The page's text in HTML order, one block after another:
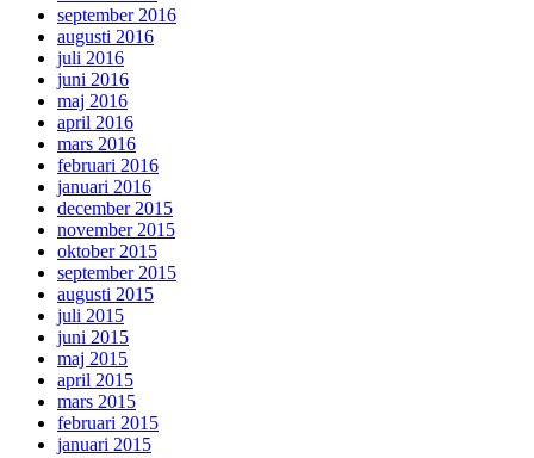
september 2016
augusti 2016
juli 2016
juni 2016
maj 2016
april 2016
mars 2016
februari 2016
januari 2016
december 2015
november 2015
oktober 2015
september 2015
augusti 2015
juli 2015
juni 2015
maj 2015
april 2015
mars 2015
februari 2015
januari 2015